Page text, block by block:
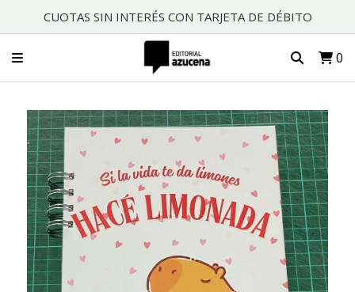
CUOTAS SIN INTERÉS CON TARJETA DE DÉBITO
0